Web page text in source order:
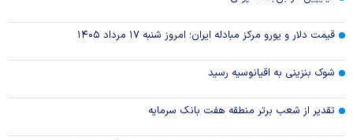
قیمت دلار و یورو مرکز مبادله ایران؛ امروز شنبه ۱۷ مرداد ۱۴۰۵
شوک بنزینی به اقیانوسیه رسید
تقدیر از شعب برتر منطقه هفت بانک سرمایه